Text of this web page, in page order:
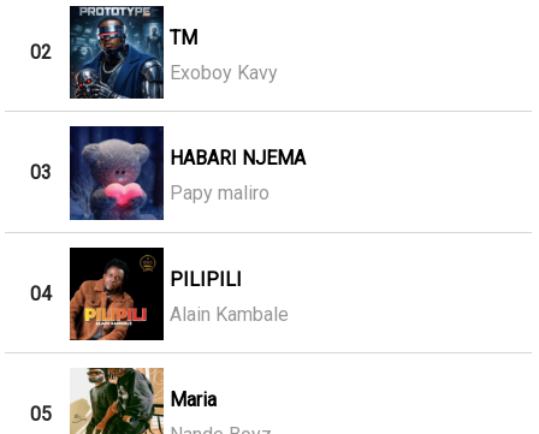
02
TM
Exoboy Kavy
03
HABARI NJEMA
Papy maliro
04
PILIPILI
Alain Kambale
05
Maria